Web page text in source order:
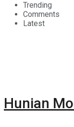
Trending
Comments
Latest
Hunian